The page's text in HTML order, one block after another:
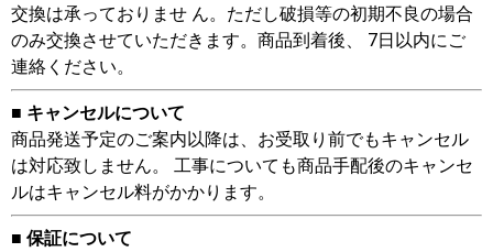
交換は承っておりませ ん。ただし破損等の初期不良の場合
のみ交換させていただきます。商品到着後、 7日以内にご
連絡ください。
■ キャンセルについて
商品発送予定のご案内以降は、お受取り前でもキャンセル
は対応致しません。 工事についても商品手配後のキャンセ
ルはキャンセル料がかかります。
■ 保証について